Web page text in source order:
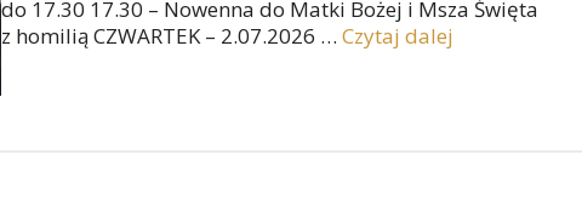
do 17.30 17.30 – Nowenna do Matki Bożej i Msza Święta
z homilią CZWARTEK – 2.07.2026 … Czytaj dalej